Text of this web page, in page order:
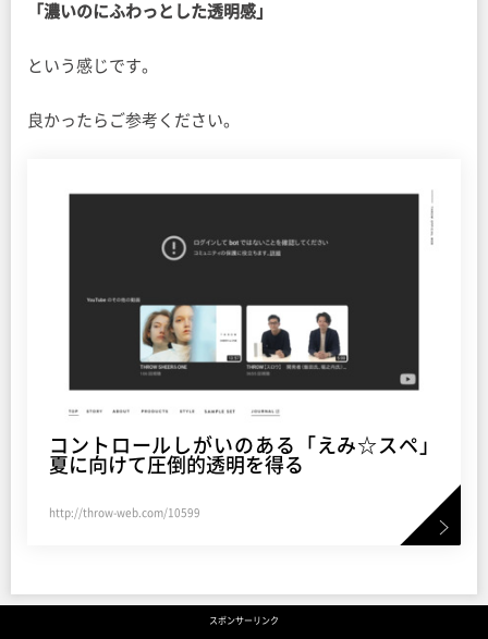
「濃いのにふわっとした透明感」
という感じです。
良かったらご参考ください。
コントロールしがいのある「えみ☆スペ」
夏に向けて圧倒的透明を得る
http://throw-web.com/10599
スポンサーリンク